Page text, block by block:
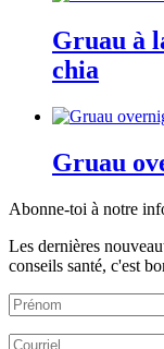
Gruau à
chia
Gruau
Abonne-toi à notre
Les dernières
conseils santé, c'est